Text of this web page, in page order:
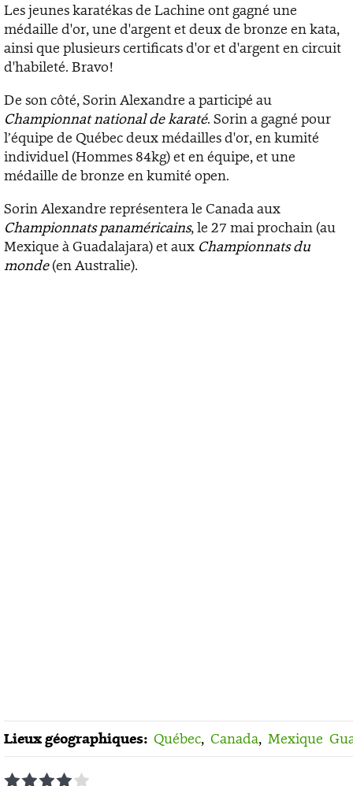
Les jeunes karatékas de Lachine ont gagné une
médaille d'or, une d'argent et deux de bronze en kata,
ainsi que plusieurs certificats d'or et d'argent en circuit
d'habileté. Bravo!
De son côté, Sorin Alexandre a participé au
Championnat national de karaté. Sorin a gagné pour
l’équipe de Québec deux médailles d'or, en kumité
individuel (Hommes 84kg) et en équipe, et une
médaille de bronze en kumité open.
Sorin Alexandre représentera le Canada aux
Championnats panaméricains, le 27 mai prochain (au
Mexique à Guadalajara) et aux Championnats du
monde(en Australie).
Lieux géographiques: Québec, Canada, Mexique
1 2 3 4 5